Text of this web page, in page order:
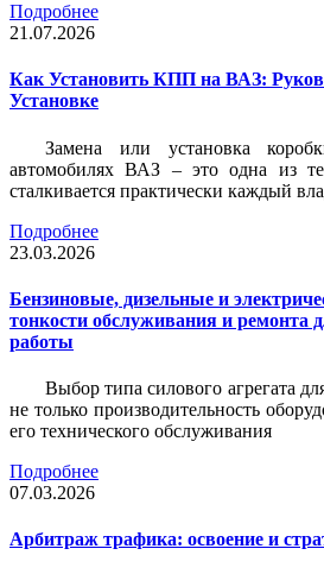
Подробнее
21.07.2026
Как Установить КПП на ВАЗ:
Установке
Замена или установка
автомобилях ВАЗ – это одна из
сталкивается практически каждый
Подробнее
23.03.2026
Бензиновые, дизельные и
тонкости обслуживания и ремонта
работы
Выбор типа силового агрегата
не только производительность
его технического обслуживания
Подробнее
07.03.2026
Арбитраж трафика: освоение и